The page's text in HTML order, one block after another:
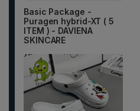
Basic Package -
Puragen hybrid-XT ( 5
ITEM ) - DAVIENA
SKINCARE